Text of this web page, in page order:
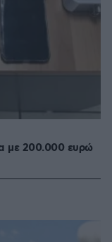
με 200.000 ευρώ